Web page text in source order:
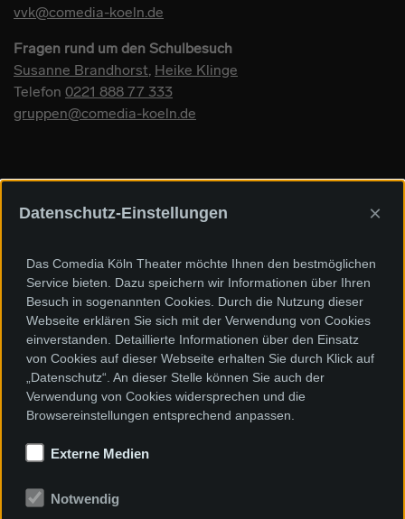
vvk@comedia-koeln.de
Fragen rund um den Schulbesuch
Susanne Brandhorst Heike Klinge
Telefon 0221 888 77 333
gruppen@comedia-koeln.de
Sponsoren und Förderer
Datenschutz-Einstellungen ×
Das Comedia Köln Theater möchte Ihnen den bestmöglichen
Service bieten. Dazu speichern wir Informationen über Ihren
Besuch in sogenannten Cookies. Durch die Nutzung dieser
Webseite erklären Sie sich mit der Verwendung von Cookies
einverstanden. Detaillierte Informationen über den Einsatz
von Cookies auf dieser Webseite erhalten Sie durch Klick auf
„Datenschutz“. An dieser Stelle können Sie auch der
Verwendung von Cookies widersprechen und die
Browsereinstellungen entsprechend anpassen.
Externe Medien
Notwendig